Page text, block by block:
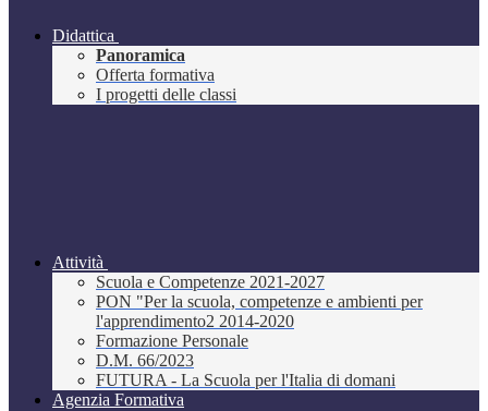
Didattica
Panoramica
Offerta formativa
I progetti delle classi
Attività
Scuola e Competenze 2021-2027
PON "Per la scuola, competenze e ambienti per
l'apprendimento2 2014-2020
Formazione Personale
D.M. 66/2023
FUTURA - La Scuola per l'Italia di domani
Agenzia Formativa